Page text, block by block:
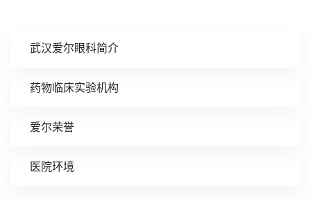
武汉爱尔眼科简介
药物临床实验机构
爱尔荣誉
医院环境